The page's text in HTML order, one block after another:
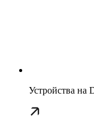
Устройства на